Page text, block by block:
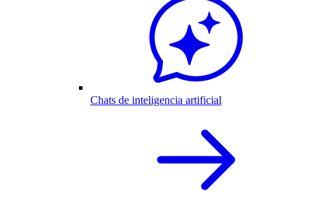
Chats de inteligencia artificial